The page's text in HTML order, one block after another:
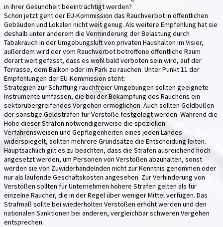
in ihrer Gesundheit beeinträchtigt werden?
Schon jetzt geht der EU-Kommission das Rauchverbot in öffentlichen
Gebäuden und Lokalen nicht weit genug. Als weitere Empfehlung hat sie
deshalb unter anderem die Verminderung der Belastung durch
Tabakrauch in der Umgebungsluft von privaten Haushalten im Visier,
außerdem wird der vom Rauchverbot betroffene öffentliche Raum
derart weit gefasst, dass es wohl bald verboten sein wird, auf der
Terrasse, dem Balkon oder im Park zu rauchen. Unter Punkt 11 der
Empfehlungen der EU-Kommission steht:
Strategien zur Schaffung rauchfreier Umgebungen sollten geeignete
Instrumente umfassen, die bei der Bekämpfung des Rauchens ein
sektorübergreifendes Vorgehen ermöglichen. Auch sollten Geldbußen
der sonstige Geldstrafen für Verstöße festgelegt werden. Während die
Höhe dieser Strafen notwendigerweise die speziellen
Verfahrensweisen und Gepflogenheiten eines jeden Landes
widerspiegelt, sollten mehrere Grundsätze die Entscheidung leiten.
Hauptsächlich gilt es zu beachten, dass die Strafen ausreichend hoch
angesetzt werden, um Personen von Verstößen abzuhalten, sonst
werden sie von Zuwiderhandelnden nicht zur Kenntnis genommen oder
nur als laufende Geschäftskosten angesehen. Zur Verhinderung von
Verstößen sollten für Unternehmen höhere Strafen gelten als für
einzelne Raucher, die in der Regel über weniger Mittel verfügen. Das
Strafmaß sollte bei wiederholten Verstößen erhöht werden und den
nationalen Sanktionen bei anderen, vergleichbar schweren Vergehen
entsprechen.